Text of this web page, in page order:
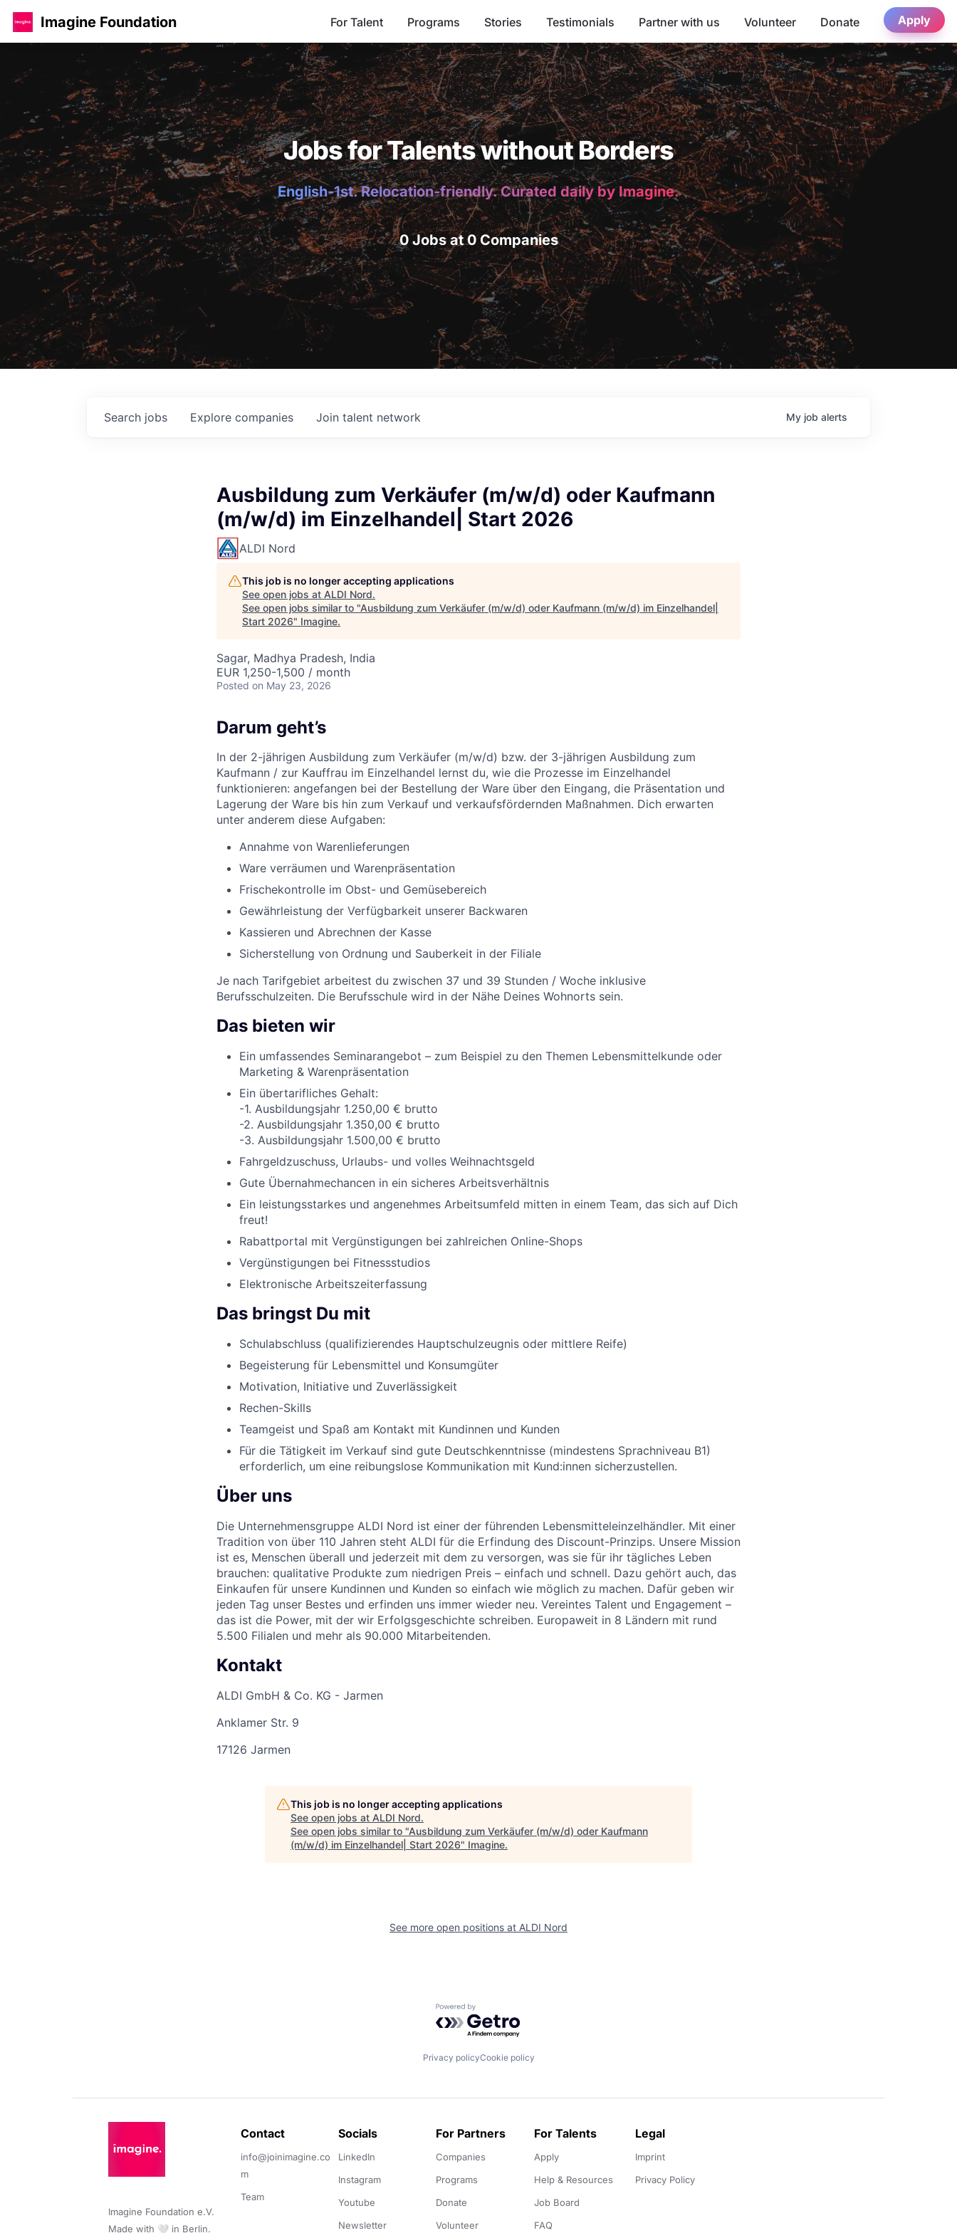
Imagine Foundation For Talent Programs Stories Testimonials Partner with us Volunteer Donate Apply
Jobs for Talents without Borders
English-1st. Relocation-friendly. Curated daily by Imagine.
0 Jobs at 0 Companies
Search jobs Explore companies Join talent network My job alerts
Ausbildung zum Verkäufer (m/w/d) oder Kaufmann
(m/w/d) im Einzelhandel| Start 2026
ALDI Nord
This job is no longer accepting applications
See open jobs at ALDI Nord.
See open jobs similar to "Ausbildung zum Verkäufer (m/w/d) oder Kaufmann (m/w/d) im Einzelhandel|
Start 2026" Imagine.
Sagar, Madhya Pradesh, India
EUR 1,250-1,500 / month
Posted on May 23, 2026
Darum geht’s
In der 2-jährigen Ausbildung zum Verkäufer (m/w/d) bzw. der 3-jährigen Ausbildung zum
Kaufmann / zur Kauffrau im Einzelhandel lernst du, wie die Prozesse im Einzelhandel
funktionieren: angefangen bei der Bestellung der Ware über den Eingang, die Präsentation und
Lagerung der Ware bis hin zum Verkauf und verkaufsfördernden Maßnahmen. Dich erwarten
unter anderem diese Aufgaben:
Annahme von Warenlieferungen
Ware verräumen und Warenpräsentation
Frischekontrolle im Obst- und Gemüsebereich
Gewährleistung der Verfügbarkeit unserer Backwaren
Kassieren und Abrechnen der Kasse
Sicherstellung von Ordnung und Sauberkeit in der Filiale
Je nach Tarifgebiet arbeitest du zwischen 37 und 39 Stunden / Woche inklusive
Berufsschulzeiten. Die Berufsschule wird in der Nähe Deines Wohnorts sein.
Das bieten wir
Ein umfassendes Seminarangebot – zum Beispiel zu den Themen Lebensmittelkunde oder
Marketing & Warenpräsentation
Ein übertarifliches Gehalt:
-1. Ausbildungsjahr 1.250,00 € brutto
-2. Ausbildungsjahr 1.350,00 € brutto
-3. Ausbildungsjahr 1.500,00 € brutto
Fahrgeldzuschuss, Urlaubs- und volles Weihnachtsgeld
Gute Übernahmechancen in ein sicheres Arbeitsverhältnis
Ein leistungsstarkes und angenehmes Arbeitsumfeld mitten in einem Team, das sich auf Dich
freut!
Rabattportal mit Vergünstigungen bei zahlreichen Online-Shops
Vergünstigungen bei Fitnessstudios
Elektronische Arbeitszeiterfassung
Das bringst Du mit
Schulabschluss (qualifizierendes Hauptschulzeugnis oder mittlere Reife)
Begeisterung für Lebensmittel und Konsumgüter
Motivation, Initiative und Zuverlässigkeit
Rechen-Skills
Teamgeist und Spaß am Kontakt mit Kundinnen und Kunden
Für die Tätigkeit im Verkauf sind gute Deutschkenntnisse (mindestens Sprachniveau B1)
erforderlich, um eine reibungslose Kommunikation mit Kund:innen sicherzustellen.
Über uns
Die Unternehmensgruppe ALDI Nord ist einer der führenden Lebensmitteleinzelhändler. Mit einer
Tradition von über 110 Jahren steht ALDI für die Erfindung des Discount-Prinzips. Unsere Mission
ist es, Menschen überall und jederzeit mit dem zu versorgen, was sie für ihr tägliches Leben
brauchen: qualitative Produkte zum niedrigen Preis – einfach und schnell. Dazu gehört auch, das
Einkaufen für unsere Kundinnen und Kunden so einfach wie möglich zu machen. Dafür geben wir
jeden Tag unser Bestes und erfinden uns immer wieder neu. Vereintes Talent und Engagement –
das ist die Power, mit der wir Erfolgsgeschichte schreiben. Europaweit in 8 Ländern mit rund
5.500 Filialen und mehr als 90.000 Mitarbeitenden.
Kontakt
ALDI GmbH & Co. KG - Jarmen
Anklamer Str. 9
17126 Jarmen
This job is no longer accepting applications
See open jobs at ALDI Nord.
See open jobs similar to "Ausbildung zum Verkäufer (m/w/d) oder Kaufmann
(m/w/d) im Einzelhandel| Start 2026" Imagine.
See more open positions at ALDI Nord
Powered by Getro.com
Privacy policyCookie policy
Imagine Foundation e.V.
Made with 🤍 in Berlin.
Contact
info@joinimagine.co
m
Team
Socials
LinkedIn
Instagram
Youtube
Newsletter
For Partners
Companies
Programs
Donate
Volunteer
For Talents
Apply
Help & Resources
Job Board
FAQ
Legal
Imprint
Privacy Policy